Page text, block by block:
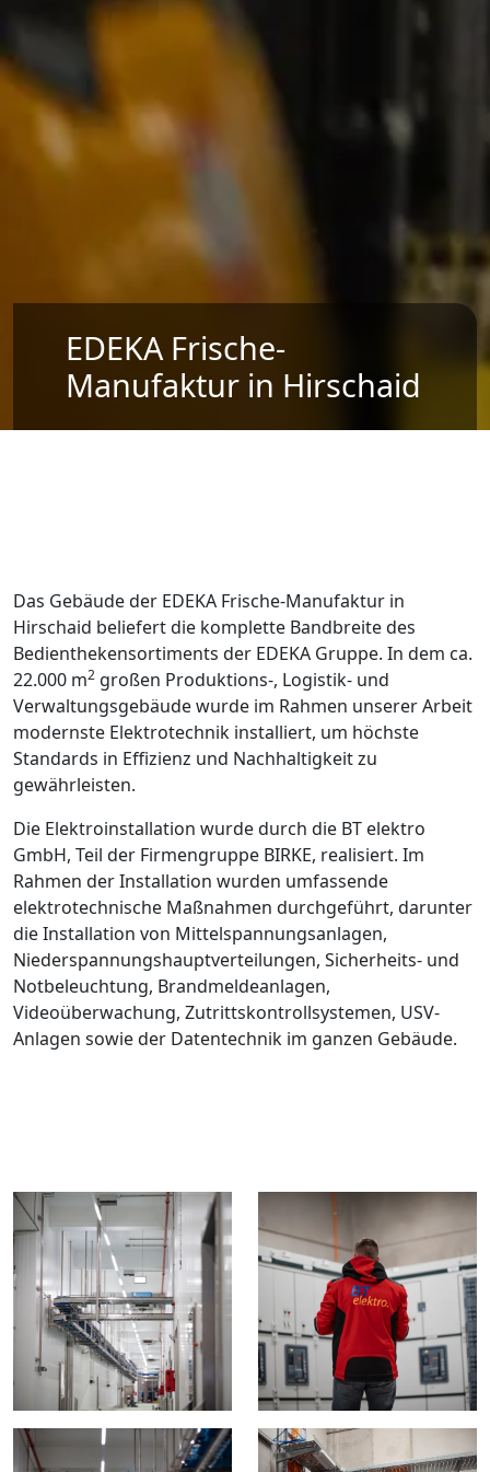
EDEKA Frische-
Manufaktur in Hirschaid
Das Gebäude der EDEKA Frische-Manufaktur in
Hirschaid beliefert die komplette Bandbreite des
Bedienthekensortiments der EDEKA Gruppe. In dem ca.
22.000 m2 großen Produktions-, Logistik- und
Verwaltungsgebäude wurde im Rahmen unserer Arbeit
modernste Elektrotechnik installiert, um höchste
Standards in Effizienz und Nachhaltigkeit zu
gewährleisten.
Die Elektroinstallation wurde durch die BT elektro
GmbH, Teil der Firmengruppe BIRKE, realisiert. Im
Rahmen der Installation wurden umfassende
elektrotechnische Maßnahmen durchgeführt, darunter
die Installation von Mittelspannungsanlagen,
Niederspannungshauptverteilungen, Sicherheits- und
Notbeleuchtung, Brandmeldeanlagen,
Videoüberwachung, Zutrittskontrollsystemen, USV-
Anlagen sowie der Datentechnik im ganzen Gebäude.